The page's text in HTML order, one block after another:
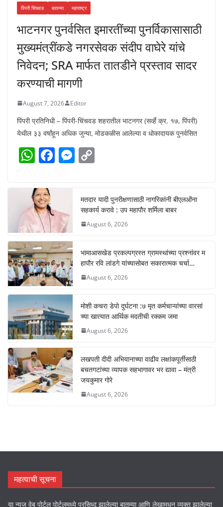
पिंपरी चिंचवड बातम्या महाराष्ट्र
भाटनगर पुनर्वसित इमारतींच्या पुनर्विकासासाठी
मुख्यमंत्रींकडे नगरसेवक संदीप वाघेरे यांचे
निवेदन; SRA मार्फत तातडीने प्रस्ताव सादर
करण्याची मागणी
August 7, 2026 Editor
पिंपरी प्रतिनिधी – पिंपरी-चिंचवड शहरातील भाटनगर (सर्व्हे क्र. १७, पिंपरी)
येथील ३३ वर्षांहून अधिक जुन्या, मोडकळीस आलेल्या व धोकादायक पुनर्वसित
W
at
s
A
p
p
F
b
o
o
k
M
e
n
er
y
Li
n
k
मतदार यादी पुनरीक्षणासाठी नागरिकांनी बीएलओंना
सहकार्य करावे : उप महापौर शर्मिला बाबर
August 6, 2026
भामाआसखेड प्रकल्पग्रस्त ग्रामस्थांच्या प्रश्नांवर म
हापौर रवि लांडगे यांच्यासोबत सकारात्मक चर्चा…
August 6, 2026
मोशी कचरा डेपो दुर्घटना :७ मृत कर्मचाऱ्यांच्या वारसां
च्या खात्यात आर्थिक मदतीची रक्कम जमा
August 6, 2026
लखपती दीदी अभियानाच्या वाढीव लक्षांकपूर्तीसाठी
बचतगटांच्या व्यापक सहभागावर भर द्यावा – मंत्री
जयकुमार गोरे
August 6, 2026
महत्वाची सूचना
या न्यूज वेब पोर्टल पोर्टलमध्ये प्रसिध्द झालेल्या बातम्या आणि लेखामधून व्यक्त झालेल्या